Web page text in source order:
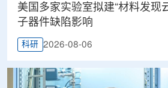
美国多家实验室拟建“材料发现
子器件缺陷影响
科研 2026-08-06